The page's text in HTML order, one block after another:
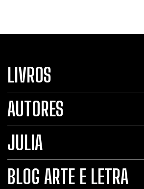
LIVROS
AUTORES
JULIA
BLOG ARTE E LETRA